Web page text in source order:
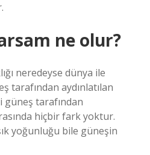
ne olur?
neredeyse dünya ile
tarafından aydınlatılan
tarafından
hiçbir fark yoktur.
yoğunluğu bile güneşin